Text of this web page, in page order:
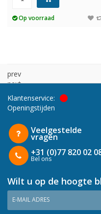
Op voorraad
prev
next
Klantenservice:
Openingstijden
Veelgestelde
vragen
+31 (0)77 820 02
Bel ons
Wilt u op de hoogte
E-MAIL ADRES